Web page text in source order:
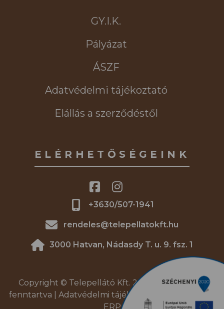
GY.I.K.
Pályázat
ÁSZF
Adatvédelmi tájékoztató
Elállás a szerződéstől
ELÉRHETŐSÉGEINK
+3630/507-1941
rendeles@telepellatokft.hu
3000 Hatvan, Nádasdy T. u. 9. fsz. 1
Copyright © Telepellátó Kft. 2026. | Minden jog
fenntartva | Adatvédelmi tájékoztató
DREAM4SYS
ERP